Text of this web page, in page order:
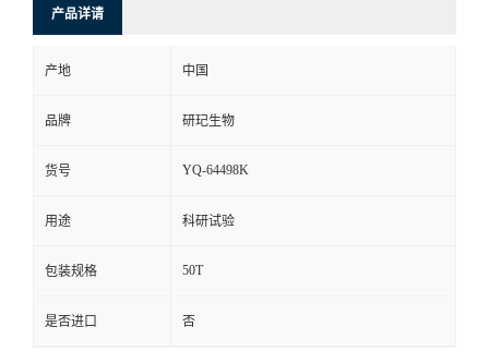
产品详请
产地 中国
品牌 研玘生物
货号 YQ-64498K
用途 科研试验
包装规格 50T
是否进口 否